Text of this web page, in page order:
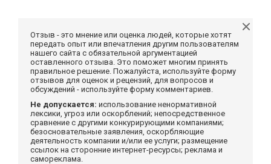
Отзыв - это мнение или оценка людей, которые хотят
передать опыт или впечатления другим пользователям
нашего сайта с обязательной аргументацией
оставленного отзыва. Это поможет многим принять
правильное решение. Пожалуйста, используйте форму
отзывов для оценок и рецензий, для вопросов и
обсуждений - используйте форму комментариев.
Не допускается: использование ненормативной
лексики, угроз или оскорблений; непосредственное
сравнение с другими конкурирующими компаниями;
безосновательные заявления, оскорбляющие
деятельность компании и/или ее услуги; размещение
ссылок на сторонние интернет-ресурсы; реклама и
самореклама.